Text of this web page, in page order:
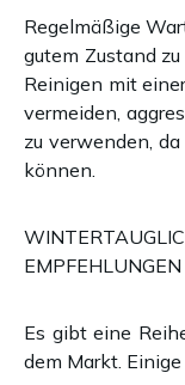
Regelmäßige
gutem Zustand
Reinigen mit
vermeiden,
zu verwenden,
können.
EMPFEHLUNGEN
Es gibt eine
dem Markt.